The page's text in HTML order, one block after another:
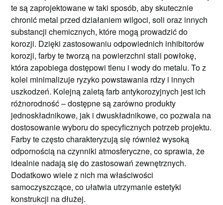
te są zaprojektowane w taki sposób, aby skutecznie
chronić metal przed działaniem wilgoci, soli oraz innych
substancji chemicznych, które mogą prowadzić do
korozji. Dzięki zastosowaniu odpowiednich inhibitorów
korozji, farby te tworzą na powierzchni stali powłokę,
która zapobiega dostępowi tlenu i wody do metalu. To z
kolei minimalizuje ryzyko powstawania rdzy i innych
uszkodzeń. Kolejną zaletą farb antykorozyjnych jest ich
różnorodność – dostępne są zarówno produkty
jednoskładnikowe, jak i dwuskładnikowe, co pozwala na
dostosowanie wyboru do specyficznych potrzeb projektu.
Farby te często charakteryzują się również wysoką
odpornością na czynniki atmosferyczne, co sprawia, że
idealnie nadają się do zastosowań zewnętrznych.
Dodatkowo wiele z nich ma właściwości
samoczyszczące, co ułatwia utrzymanie estetyki
konstrukcji na dłużej.